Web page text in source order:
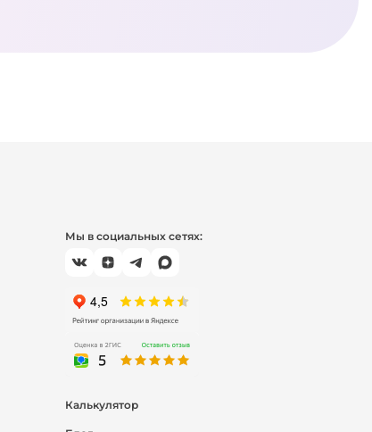
Мы в социальных сетях:
Калькулятор